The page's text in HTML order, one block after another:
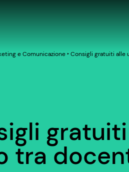
e Comunicazione‣Consigli gratuiti alle
tra